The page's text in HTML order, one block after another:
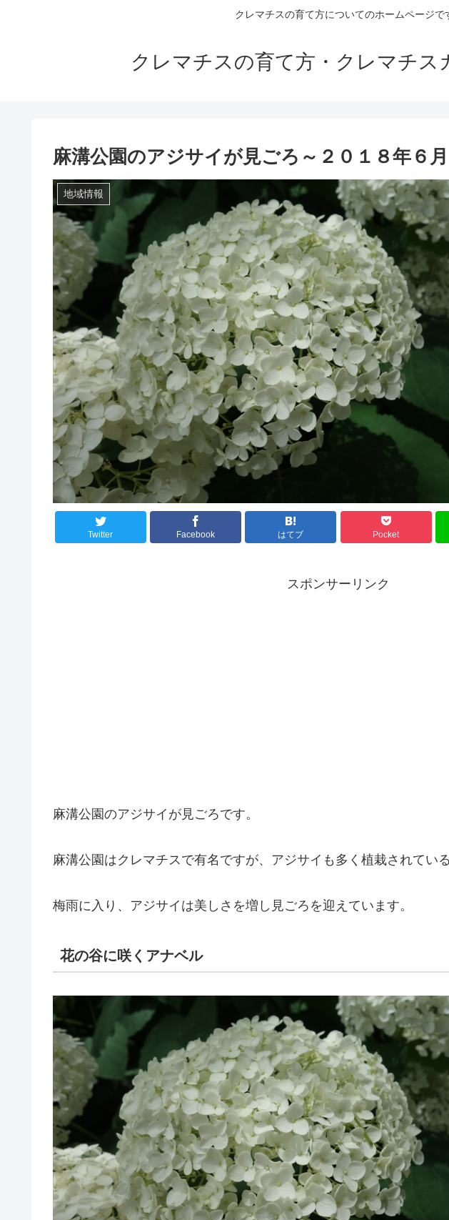
クレマチスの育て方についてのホームページ
クレマチスの育て方・クレマチス
麻溝公園のアジサイが見ごろ～２０１８年６月
地域情報
Twitter Facebook はてブ Pocket
スポンサーリンク
麻溝公園のアジサイが見ごろです。
麻溝公園はクレマチスで有名ですが、アジサイも多く植栽されてい
梅雨に入り、アジサイは美しさを増し見ごろを迎えています。
花の谷に咲くアナベル